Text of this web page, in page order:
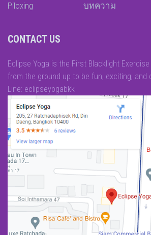
Piloxing
บทความ
CONTACT US
Eclipse Yoga is the First Blacklight
from the ground up to be fun, exciting, and
Line: eclipseyogabkk